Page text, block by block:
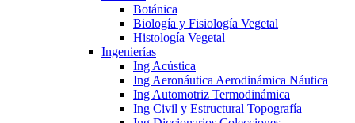
Botánica
Biología y Fisiología Vegetal
Histología Vegetal
Ingenierías
Ing Acústica
Ing Aeronáutica Aerodinámica Náutica
Ing Automotriz Termodinámica
Ing Civil y Estructural Topografía